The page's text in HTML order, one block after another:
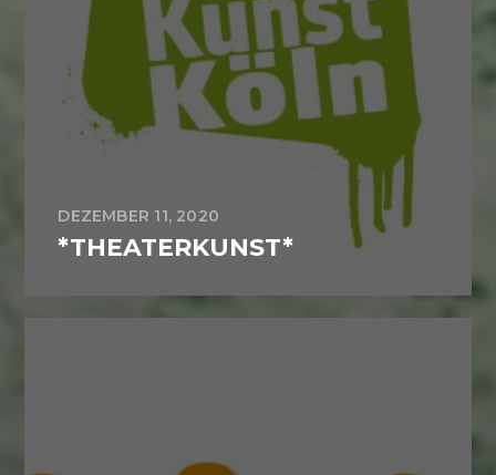
DEZEMBER 11, 2020
*THEATERKUNST*